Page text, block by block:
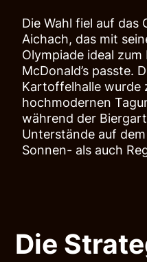
Die Wahl fiel auf das
Aichach, das mit
Olympiade ideal
McDonald’s passte.
Kartoffelhalle wurde
hochmodernen
während der
Unterstände auf
Sonnen- als auch
Die